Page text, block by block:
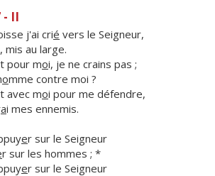
- II
j'ai crié vers le Seigneur,
, mis au large.
pour moi, je ne crains pas ;
omme contre moi ?
avec moi pour me défendre,
ai mes ennemis.
er sur le Seigneur
r sur les hommes ; *
er sur le Seigneur